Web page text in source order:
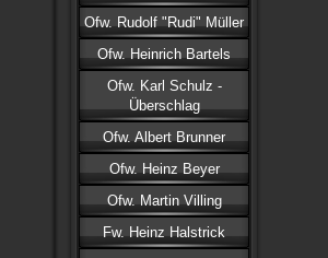
Ofw. Rudolf "Rudi" Müller
Ofw. Heinrich Bartels
Ofw. Karl Schulz -
Überschlag
Ofw. Albert Brunner
Ofw. Heinz Beyer
Ofw. Martin Villing
Fw. Heinz Halstrick